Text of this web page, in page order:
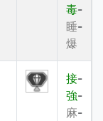
毒-
睡-
爆
接-
強-
麻-